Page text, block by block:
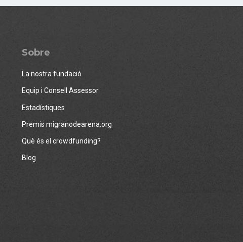
Sobre
La nostra fundació
Equip i Consell Assessor
Estadístiques
Premis migranodearena.org
Què és el crowdfunding?
Blog